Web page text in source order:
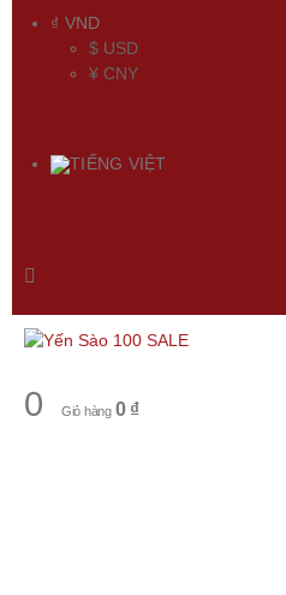
₫ VND
$ USD
¥ CNY
TIẾNG VIỆT
0 Giỏ hàng 0 ₫